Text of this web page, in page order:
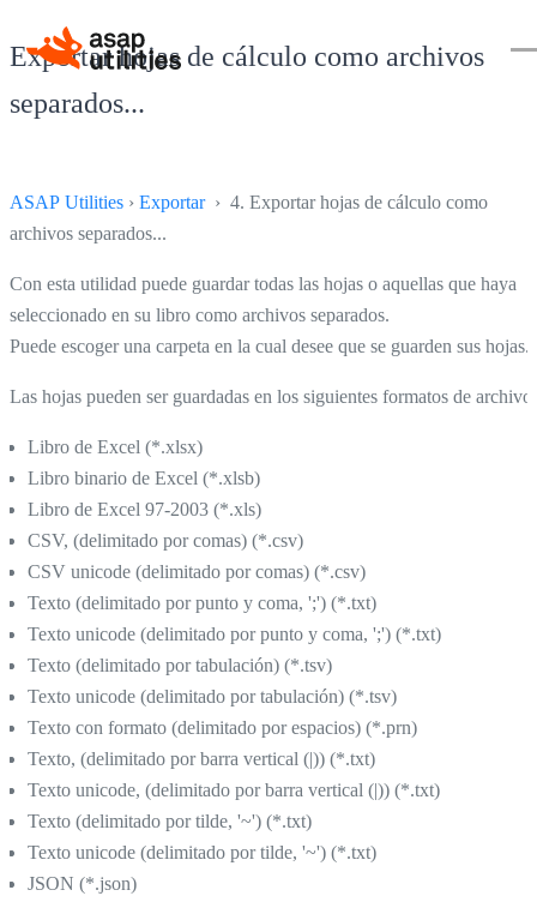
Exportar hojas de cálculo como archivos
separados...
ASAP Utilities › Exportar› 4. Exportar hojas de cálculo como
archivos separados...
Con esta utilidad puede guardar todas las hojas o aquellas que haya
seleccionado en su libro como archivos separados.
Puede escoger una carpeta en la cual desee que se guarden sus hojas.
Las hojas pueden ser guardadas en los siguientes formatos de archivo:
Libro de Excel (*.xlsx)
Libro binario de Excel (*.xlsb)
Libro de Excel 97-2003 (*.xls)
CSV, (delimitado por comas) (*.csv)
CSV unicode (delimitado por comas) (*.csv)
Texto (delimitado por punto y coma, ';') (*.txt)
Texto unicode (delimitado por punto y coma, ';') (*.txt)
Texto (delimitado por tabulación) (*.tsv)
Texto unicode (delimitado por tabulación) (*.tsv)
Texto con formato (delimitado por espacios) (*.prn)
Texto, (delimitado por barra vertical (|)) (*.txt)
Texto unicode, (delimitado por barra vertical (|)) (*.txt)
Texto (delimitado por tilde, '~') (*.txt)
Texto unicode (delimitado por tilde, '~') (*.txt)
JSON (*.json)